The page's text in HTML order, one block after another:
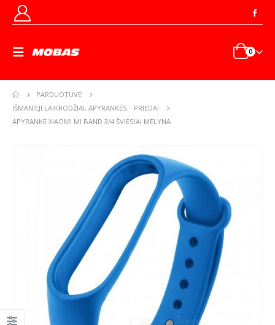
0
PARDUOTUVĖ
IŠMANIEJI LAIKRODŽIAI, APYRANKĖS,
PRIEDAI
APYRANKĖ XIAOMI MI BAND 3/4 ŠVIESIAI MĖLYNA